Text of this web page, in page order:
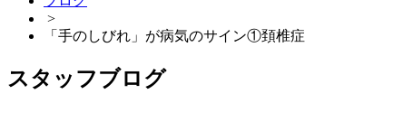
>
「手のしびれ」が病気のサイン①頚椎症
スタッフブログ